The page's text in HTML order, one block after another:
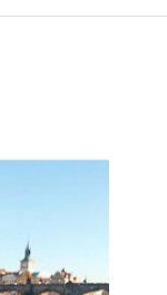
130 mm
Pravokutne
Metal
M